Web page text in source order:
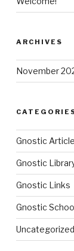
ARCHIVES
November
Gnostic
Gnostic
Gnostic Links
Gnostic
Uncategorized